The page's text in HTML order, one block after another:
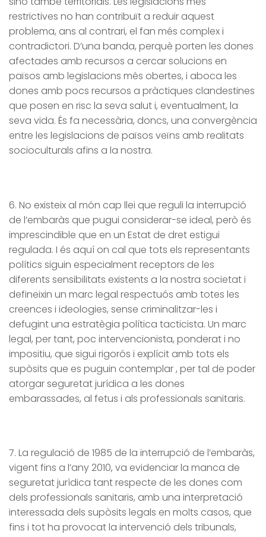
restrictives no han contribuït a reduir aquest
problema, ans al contrari, el fan més complex i
contradictori. D’una banda, perquè porten les dones
afectades amb recursos a cercar solucions en
països amb legislacions més obertes, i aboca les
dones amb pocs recursos a pràctiques clandestines
que posen en risc la seva salut i, eventualment, la
seva vida. És fa necessària, doncs, una convergència
entre les legislacions de països veïns amb realitats
socioculturals afins a la nostra.
6. No existeix al món cap llei que reguli la interrupció
de l’embaràs que pugui considerar-se ideal, però és
imprescindible que en un Estat de dret estigui
regulada. I és aquí on cal que tots els representants
polítics siguin especialment receptors de les
diferents sensibilitats existents a la nostra societat i
defineixin un marc legal respectuós amb totes les
creences i ideologies, sense criminalitzar-les i
defugint una estratègia política tacticista. Un marc
legal, per tant, poc intervencionista, ponderat i no
impositiu, que sigui rigorós i explícit amb tots els
supòsits que es puguin contemplar , per tal de poder
atorgar seguretat jurídica a les dones
embarassades, al fetus i als professionals sanitaris.
7. La regulació de 1985 de la interrupció de l’embaràs,
vigent fins a l’any 2010, va evidenciar la manca de
seguretat jurídica tant respecte de les dones com
dels professionals sanitaris, amb una interpretació
interessada dels supòsits legals en molts casos, que
fins i tot ha provocat la intervenció dels tribunals,